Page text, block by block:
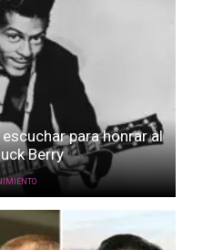
para honrar al
Berry